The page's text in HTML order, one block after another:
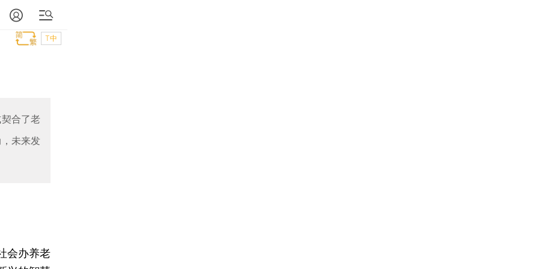
T中
合了老
未来发
会办养老